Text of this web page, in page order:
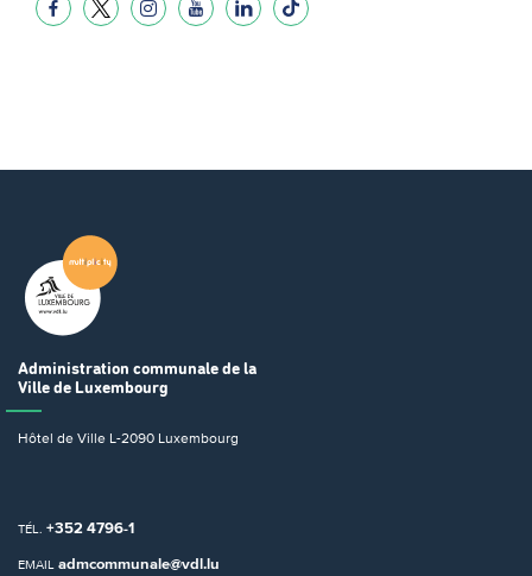
Administration communale de la
Ville de Luxembourg
Hôtel de Ville L-2090 Luxembourg
TÉL. +352 4796-1
EMAIL admcommunale@vdl.lu